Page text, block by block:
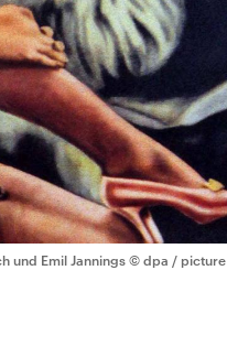
und Emil Jannings © dpa / picture